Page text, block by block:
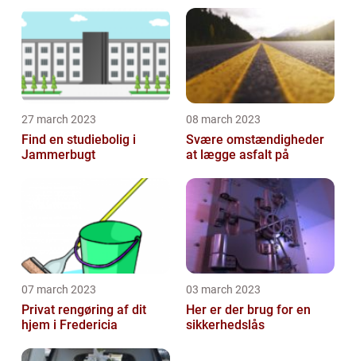
27 march 2023
Find en studiebolig i
Jammerbugt
08 march 2023
Svære omstændigheder
at lægge asfalt på
07 march 2023
Privat rengøring af dit
hjem i Fredericia
03 march 2023
Her er der brug for en
sikkerhedslås